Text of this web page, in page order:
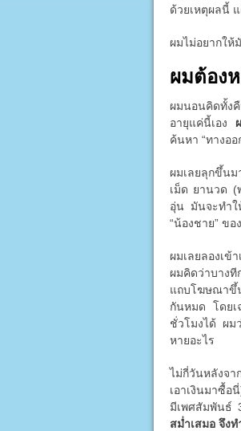
ด้วยเหตุผลนี้
ผมไม่อยากให้
ผมต้อง
ผมนอนคิดทั้ง
อายุแค่นี้เอง
ค้นหา “ทางออ
ผมเลยลุกขึ้น
เม็ด ยานวด (
อุ่น มันจะทำใ
“น้องชาย” ข
ผมเลยลองเข้
ผมคิดว่าบาง
แถบโฆษณาขึ้
กันหมด โดยเ
ชั่วโมงได้ ผม
หายอะไร
ไม่กี่วันหลังจ
เอาเงินมาซื้อ
มีเพศสัมพันธ์
สม่ำเสมอ จึงท